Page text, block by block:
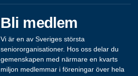
Bli medlem
Vi är en av Sveriges största
seniororganisationer. Hos oss delar du
gemenskapen med närmare en kvarts
miljon medlemmar i föreningar över hela